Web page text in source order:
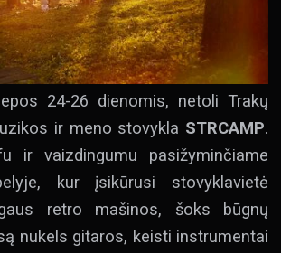
24-26 dienomis, netoli Trakų
ir meno stovykla STRCAMP.
ir vaizdingumu pasižyminčiame
kur įsikūrusi stovyklavietė
gaus retro mašinos, šoks būgnų
nukels gitaros, keisti instrumentai